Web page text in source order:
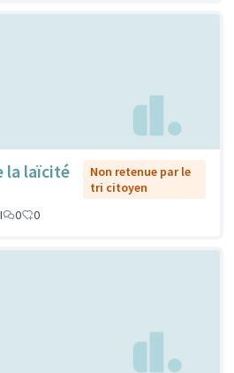
la laïcité
Non retenue par le
tri citoyen
0 0